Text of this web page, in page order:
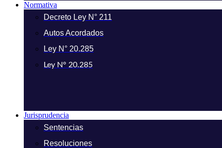
Normativa
Decreto Ley N° 211
Autos Acordados
Ley N° 20.285
Ley N° 20.285
Jurisprudencia
Sentencias
Resoluciones